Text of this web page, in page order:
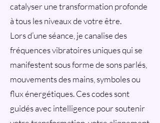
catalyser une transformation profonde
à tous les niveaux de votre être.
Lors d’une séance, je canalise des
fréquences vibratoires uniques qui se
manifestent sous forme de sons parlés,
mouvements des mains, symboles ou
flux énergétiques. Ces codes sont
guidés avec intelligence pour soutenir